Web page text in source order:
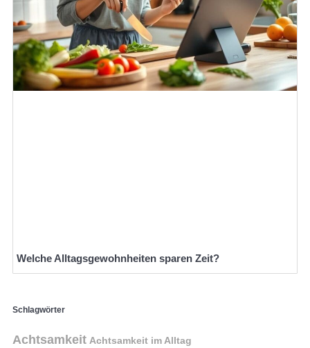
Welche Alltagsgewohnheiten sparen Zeit?
Schlagwörter
Achtsamkeit Achtsamkeit im Alltag